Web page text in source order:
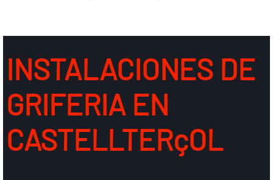
INSTALACIONES DE
GRIFERIA EN
CASTELLTERçOL